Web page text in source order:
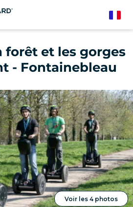
forêt et les gorges
- Fontainebleau
Voir les 4 photos